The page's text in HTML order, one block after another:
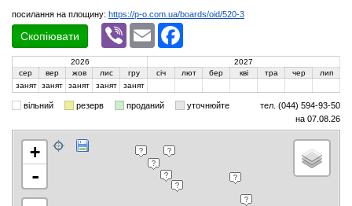
посилання на площину: https://p-o.com.ua/boards/oid/520-3
Скопіювати
Viber Email
2026
2027
сер
вер жов лис гру січ лют бер кві тра чер
лип
занят занят занят занят занят
вільний резерв проданий уточнюйте
тел. (044) 594-93-50
на 07.08.26
+
-